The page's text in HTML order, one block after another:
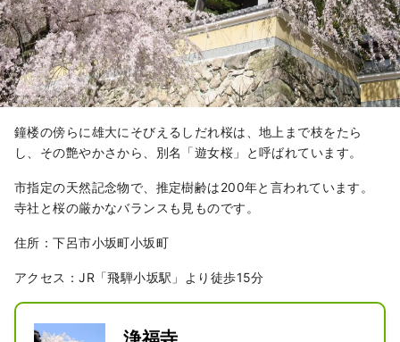
鐘楼の傍らに雄大にそびえるしだれ桜は、地上まで枝をたら
し、その艶やかさから、別名「遊女桜」と呼ばれています。
市指定の天然記念物で、推定樹齢は200年と言われています。
寺社と桜の厳かなバランスも見ものです。
住所：下呂市小坂町小坂町
アクセス：JR「飛騨小坂駅」より徒歩15分